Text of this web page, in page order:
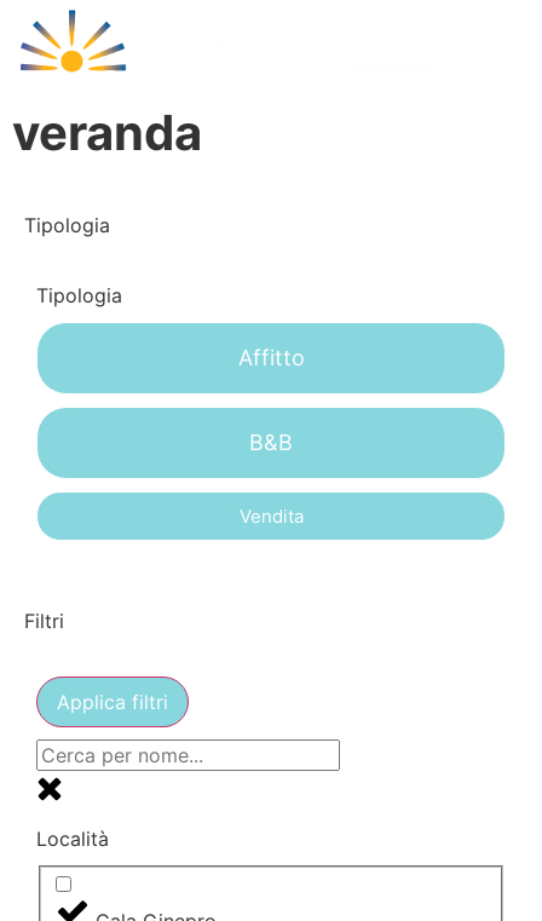
veranda
Tipologia
Tipologia
Affitto
B&B
Vendita
Filtri
Applica filtri
Località